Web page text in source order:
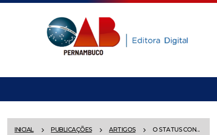
INICIAL PUBLICAÇÕES ARTIGOS O STATUS CON...